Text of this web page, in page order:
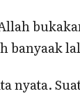
banyaak
nyata.